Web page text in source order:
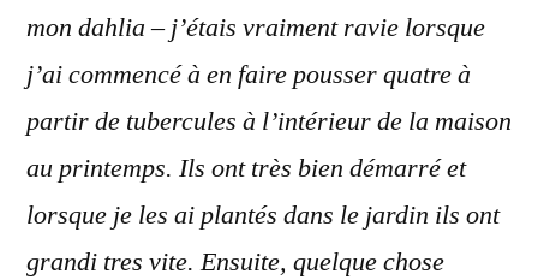
mon dahlia – j’étais vraiment ravie lorsque
j’ai commencé à en faire pousser quatre à
partir de tubercules à l’intérieur de la maison
au printemps. Ils ont très bien démarré et
lorsque je les ai plantés dans le jardin ils ont
grandi tres vite. Ensuite, quelque chose